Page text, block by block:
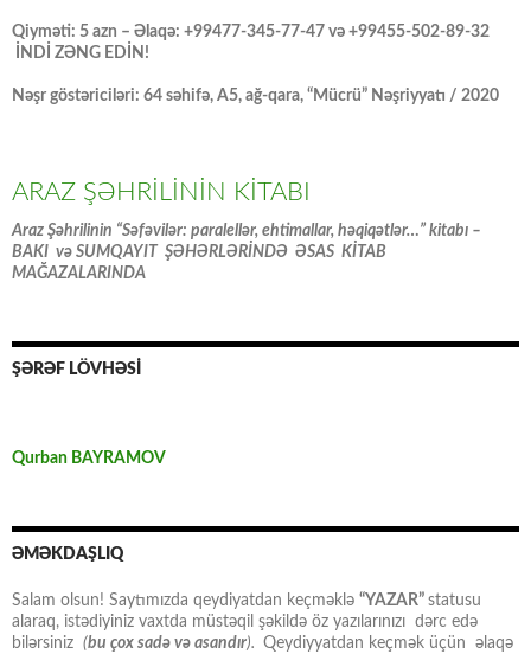
Qiyməti: 5 azn – Əlaqə: +99477-345-77-47 və +99455-502-89-32
İNDİ ZƏNG EDİN!
Nəşr göstəriciləri: 64 səhifə, A5, ağ-qara, “Mücrü” Nəşriyyatı / 2020
ARAZ ŞƏHRİLİNİN KİTABI
Araz Şəhrilinin “Səfəvilər: paralellər, ehtimallar, həqiqətlər…” kitabı –
BAKI və SUMQAYIT ŞƏHƏRLƏRİNDƏ ƏSAS KİTAB
MAĞAZALARINDA
ŞƏRƏF LÖVHƏSİ
Qurban BAYRAMOV
ƏMƏKDAŞLIQ
Salam olsun! Saytımızda qeydiyatdan keçməklə “YAZAR” statusu
alaraq, istədiyiniz vaxtda müstəqil şəkildə öz yazılarınızı dərc edə
bilərsiniz (bu çox sadə və asandır). Qeydiyyatdan keçmək üçün əlaqə